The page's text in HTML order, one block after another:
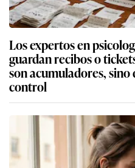
Los expertos en
guardan recibos o
son acumuladores,
control